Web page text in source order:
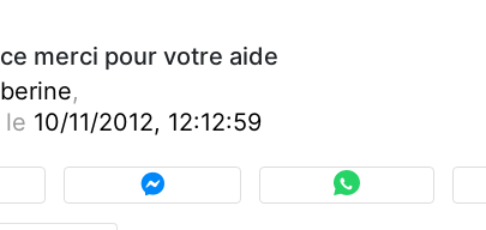
merci pour votre aide
,
le 10/11/2012, 12:12:59